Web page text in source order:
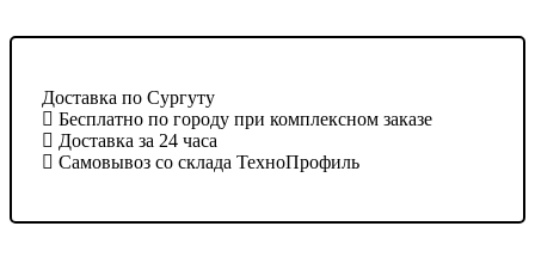
Доставка по Сургуту
Бесплатно по городу при комплексном заказе
Доставка за 24 часа
Самовывоз со склада ТехноПрофиль